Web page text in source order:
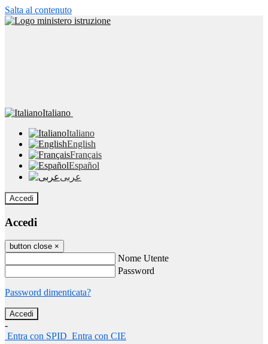
Salta al contenuto
Italiano
Italiano
English
Français
Español
عربى
Accedi
Accedi
button close ×
Nome Utente
Password
Password dimenticata?
-
Entra con SPID Entra con CIE